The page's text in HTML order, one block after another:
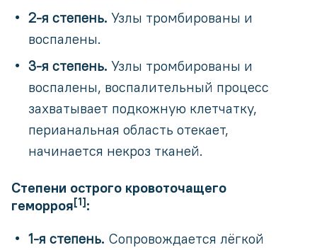
2-я степень. Узлы тромбированы и
воспалены.
3-я степень. Узлы тромбированы и
воспалены, воспалительный процесс
захватывает подкожную клетчатку,
перианальная область отекает,
начинается некроз тканей.
Степени острого кровоточащего
геморроя[1]:
1-я степень. Сопровождается лёгкой